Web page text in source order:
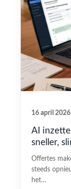
16 april 2026
AI
sneller,
Offertes
steeds
het…